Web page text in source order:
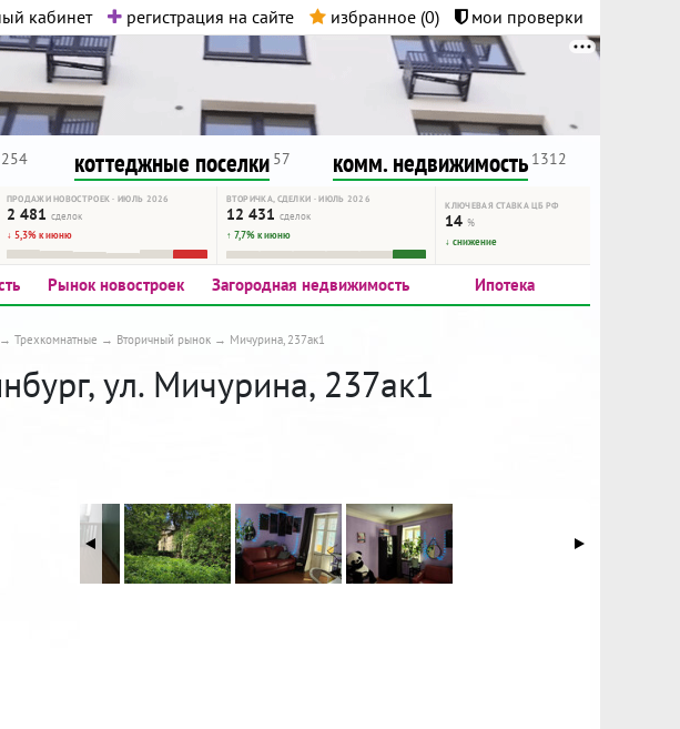
кабинет регистрация на сайте избранное (0) мои проверки
шок-контента.
вам. Удачи!
254 коттеджные поселки 57 комм. недвижимость 1312
ПРОДАЖИ НОВОСТРОЕК · ИЮЛЬ 2026
2 481 сделок
↓ 5,3% к июню
ВТОРИЧКА, СДЕЛКИ · ИЮЛЬ 2026
12 431 сделок
↑ 7,7% к июню
КЛЮЧЕВАЯ СТАВКА ЦБ РФ
14%
↓ снижение
Рынок новостроек Загородная недвижимость Ипотека
Трехкомнатные Вторичный рынок Мичурина, 237ак1
ул. Мичурина, 237ак1